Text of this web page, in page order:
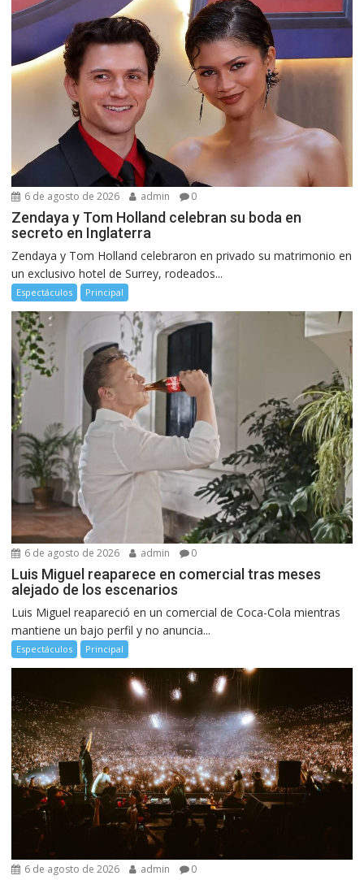
6 de agosto de 2026 admin 0
Zendaya y Tom Holland celebran su boda en
secreto en Inglaterra
Zendaya y Tom Holland celebraron en privado su matrimonio en
un exclusivo hotel de Surrey, rodeados...
Espectáculos Principal
6 de agosto de 2026 admin 0
Luis Miguel reaparece en comercial tras meses
alejado de los escenarios
Luis Miguel reapareció en un comercial de Coca-Cola mientras
mantiene un bajo perfil y no anuncia...
Espectáculos Principal
6 de agosto de 2026 admin 0